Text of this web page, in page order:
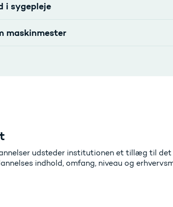
i sygepleje
maskinmester
udsteder institutionen et tillæg til
indhold, omfang, niveau og